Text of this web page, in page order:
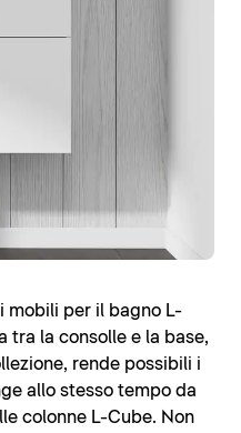
mobili per il bagno L-
tra la consolle e la base,
rende possibili i
allo stesso tempo da
colonne L-Cube. Non